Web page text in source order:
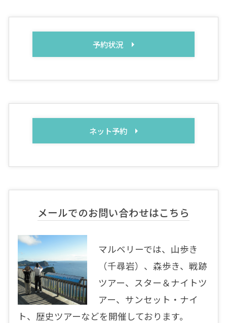
予約状況
ネット予約
メールでのお問い合わせはこちら
マルベリーでは、山歩き
（千尋岩）、森歩き、戦跡
ツアー、スター＆ナイトツ
アー、サンセット・ナイ
ト、歴史ツアーなどを開催しております。